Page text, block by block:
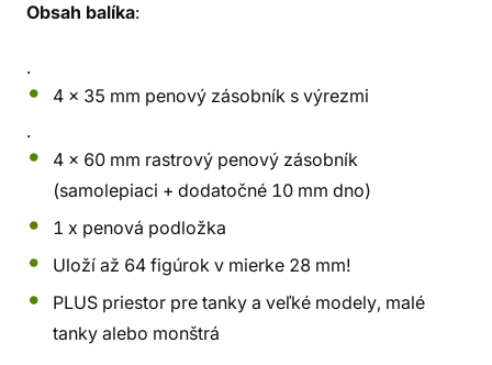
Obsah balíka:
.
4 x 35 mm penový zásobník s výrezmi
.
4 x 60 mm rastrový penový zásobník
(samolepiaci + dodatočné 10 mm dno)
1 x penová podložka
Uloží až 64 figúrok v mierke 28 mm!
PLUS priestor pre tanky a veľké modely, malé
tanky alebo monštrá